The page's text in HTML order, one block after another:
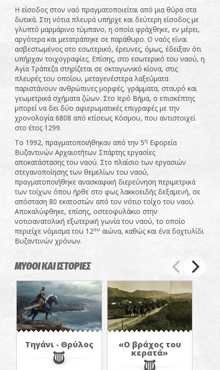
Η είσοδος στον ναό πραγματοποιείται από μια θύρα στα
δυτικά. Στη νότια πλευρά υπήρχε και δεύτερη είσοδος με
γλυπτό μαρμάρινο τύμπανο, η οποία φράχθηκε, εν μέρει,
αργότερα και μετατράπηκε σε παράθυρο. Ο ναός είναι
ασβεστωμένος στο εσωτερικό, έρευνες, όμως, έδειξαν ότι
υπήρχαν τοιχογραφίες. Επίσης, στο εσωτερικό του ναού, η
Αγία Τράπεζα στηρίζεται σε οκταγωνικό κίονα, στις
πλευρές του οποίου, μεταγενέστερα λαξεύματα
παριστάνουν ανθρώπινες μορφές, γράμματα, σταυρό και
γεωμετρικά σχήματα ζώων. Στο Ιερό Βήμα, ο επισκέπτης
μπορεί να δει δύο αφιερωματικές επιγραφές με την
χρονολογία 6808 από κτίσεως Κόσμου, που αντιστοιχεί
στο έτος 1299.
Το 1992, πραγματοποιήθηκαν από την 5η Εφορεία
Βυζαντινών Αρχαιοτήτων Σπάρτης εργασίες
αποκατάστασης του ναού. Στο πλαίσιο των εργασιών
στεγανοποίησης των θεμελίων του ναού,
πραγματοποιήθηκε ανασκαφική διερεύνηση περιμετρικά
των τοίχων όπου ήρθε στο φως λακκοειδής δεξαμενή, σε
απόσταση 80 εκατοστών από τον νότιο τοίχο του ναού.
Αποκαλύφθηκε, επίσης, οστεοφυλάκιο στην
νοτιοανατολική εξωτερική γωνία του ναού, το οποίο
περιείχε νόμισμα του 12ου αιώνα, καθώς και ένα δαχτυλίδι
Βυζαντινών χρόνων.
ΜΥΘΟΙ ΚΑΙ ΙΣΤΟΡΙΕΣ
Τηγάνι - Θρύλος «Ο βράχος του
κερατά»